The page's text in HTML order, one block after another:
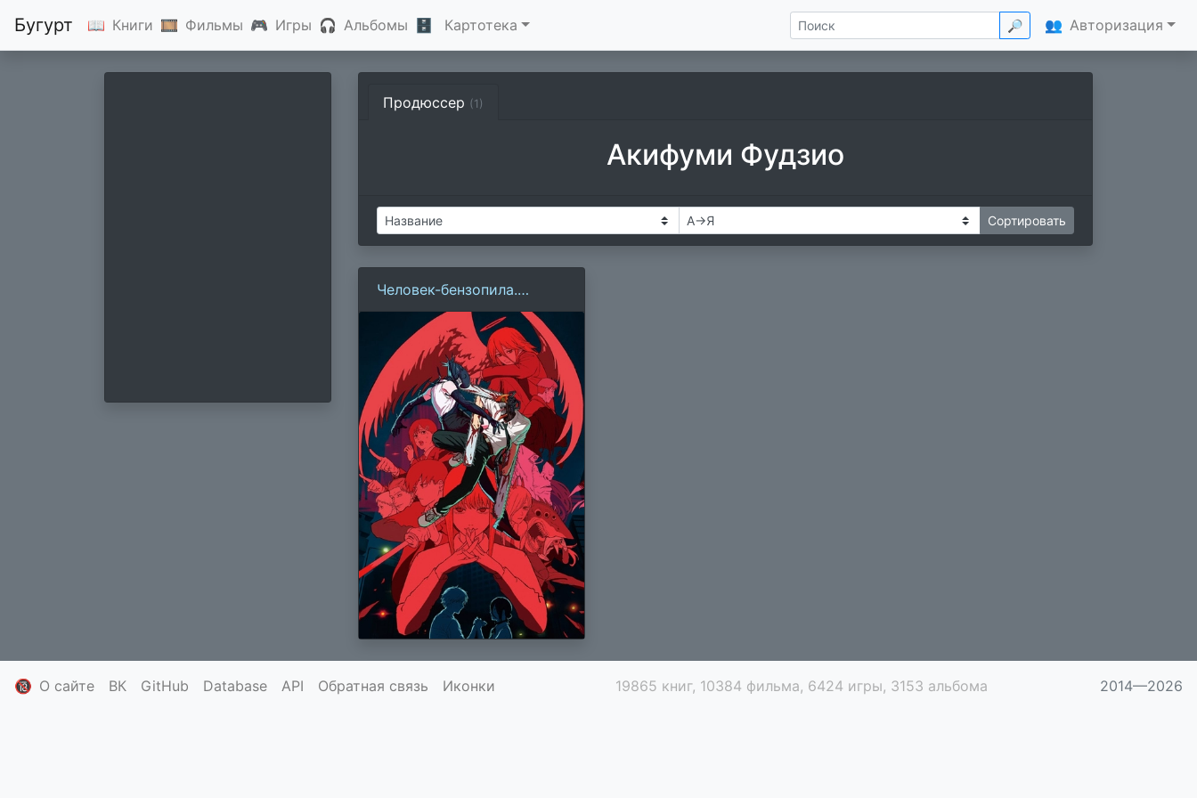
Бугурт 📖 Книги 🎞 Фильмы 🎮 Игры 🎧 Альбомы 🗄 Картотека 🔎 👥 Авторизация
Продюссер (1)
Акифуми Фудзио
Человек-бензопила.
Фильм: История Резе
🔞 О сайте ВК GitHub Database API Обратная связь Иконки 19865 книг, 10384 фильма, 6424 игры, 3153 альбома 2014—2026